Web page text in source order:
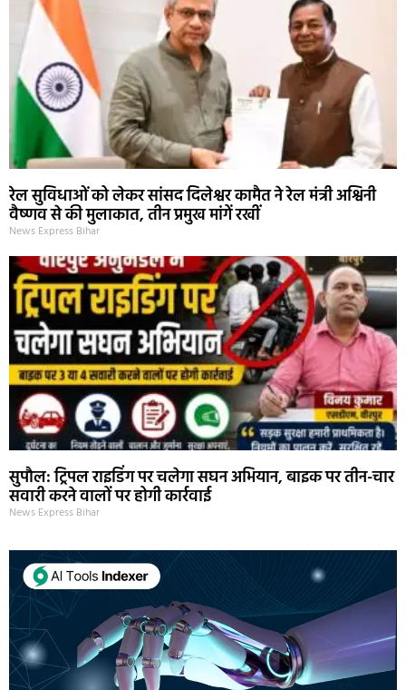
रेल सुविधाओं को लेकर सांसद दिलेश्वर कामैत ने रेल मंत्री अश्विनी
वैष्णव से की मुलाकात, तीन प्रमुख मांगें रखीं
News Express Bihar
सुपौल: ट्रिपल राइडिंग पर चलेगा सघन अभियान, बाइक पर तीन-चार
सवारी करने वालों पर होगी कार्रवाई
News Express Bihar